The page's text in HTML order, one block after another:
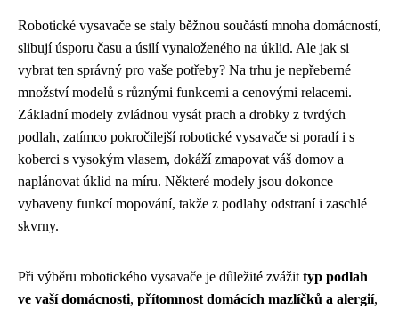
Robotické vysavače se staly běžnou součástí mnoha domácností,
slibují úsporu času a úsilí vynaloženého na úklid. Ale jak si
vybrat ten správný pro vaše potřeby? Na trhu je nepřeberné
množství modelů s různými funkcemi a cenovými relacemi.
Základní modely zvládnou vysát prach a drobky z tvrdých
podlah, zatímco pokročilejší robotické vysavače si poradí i s
koberci s vysokým vlasem, dokáží zmapovat váš domov a
naplánovat úklid na míru. Některé modely jsou dokonce
vybaveny funkcí mopování, takže z podlahy odstraní i zaschlé
skvrny.
Při výběru robotického vysavače je důležité zvážit typ podlah
ve vaší domácnosti, přítomnost domácích mazlíčků a alergií,